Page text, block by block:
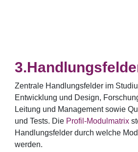
Zentrale Handlungsfelder im
Entwicklung und Design,
Leitung und Management sowie
und Tests. Die Profil-Modulmatrix
Handlungsfelder durch welche
werden.